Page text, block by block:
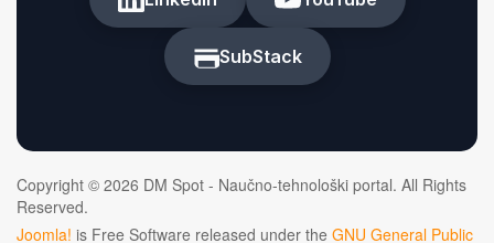
SubStack
Copyright © 2026 DM Spot - Naučno-tehnološki portal. All Rights
Reserved.
Joomla! is Free Software released under the GNU General Public